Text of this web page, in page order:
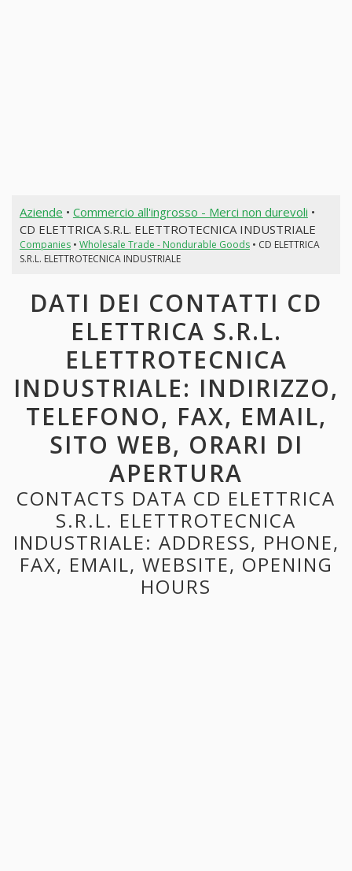
Aziende • Commercio all'ingrosso - Merci non durevoli •
CD ELETTRICA S.R.L. ELETTROTECNICA INDUSTRIALE
Companies• Wholesale Trade - Nondurable Goods• CD ELETTRICA
S.R.L. ELETTROTECNICA INDUSTRIALE
DATI DEI CONTATTI CD
ELETTRICA S.R.L.
ELETTROTECNICA
INDUSTRIALE: INDIRIZZO,
TELEFONO, FAX, EMAIL,
SITO WEB, ORARI DI
APERTURA
CONTACTS DATA CD ELETTRICA
S.R.L. ELETTROTECNICA
INDUSTRIALE: ADDRESS, PHONE,
FAX, EMAIL, WEBSITE, OPENING
HOURS